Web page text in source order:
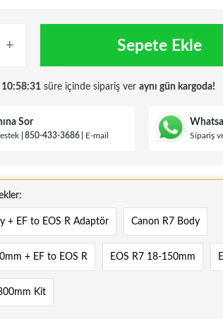
+ Sepete Ekle
10:58:30 süre içinde sipariş ver aynı gün kargoda!
Sor
850-433-3686 E-mail Sipariş
+ EF to EOS R Adaptör Canon R7 Body
+ EF to EOS R EOS R7 18-150mm
Kit